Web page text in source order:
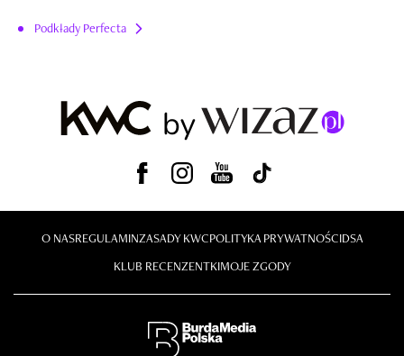
Podkłady Perfecta
O NASREGULAMINZASADY KWCPOLITYKA PRYWATNOŚCIDSA
KLUB RECENZENTKIMOJE ZGODY